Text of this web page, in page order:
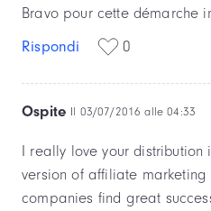
Bravo pour cette démarche
Rispondi
0
Ospite Il 03/07/2016 alle 04:33
I really love your distribution
version of affiliate marketing
companies find great